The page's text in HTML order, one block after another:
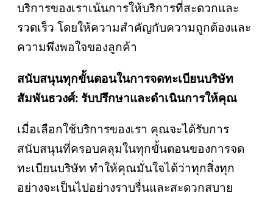
บริการของเราเน้นการให้บริการที่สะดวกและ
รวดเร็ว โดยให้ความสำคัญกับความถูกต้องและ
ความพึงพอใจของลูกค้า
สนับสนุนทุกขั้นตอนในการจดทะเบียนบริษัท
สัมพันธวงศ์: รับปรึกษาและดำเนินการให้คุณ
เมื่อเลือกใช้บริการของเรา คุณจะได้รับการ
สนับสนุนที่ครอบคลุมในทุกขั้นตอนของการจด
ทะเบียนบริษัท ทำให้คุณมั่นใจได้ว่าทุกสิ่งทุก
อย่างจะเป็นไปอย่างราบรื่นและสะดวกสบาย